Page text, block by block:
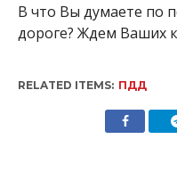
В что Вы думаете по
дороге? Ждем Ваших
RELATED ITEMS: ПДД